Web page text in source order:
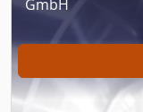
Claas Volto 1320 T
Claas Volto 52
Claas Volto 540 H
GmbH